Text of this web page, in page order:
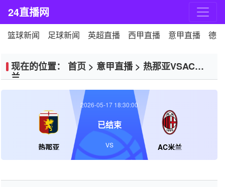
24直播网
篮球新闻 足球新闻 英超直播 西甲直播 意甲直播 德
现在的位置： 首页 > 意甲直播> 热那亚VSAC米
兰
热那亚 AC米兰
2026-05-17 18:30:00
已结束
VS